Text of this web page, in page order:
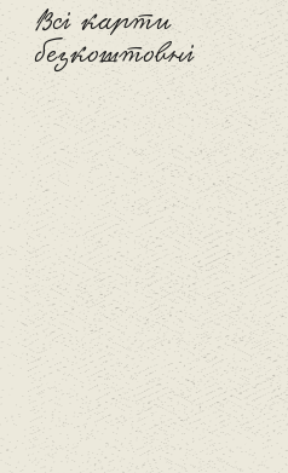
Всі карти
безкоштовні